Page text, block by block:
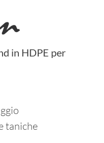
in HDPE per
taniche